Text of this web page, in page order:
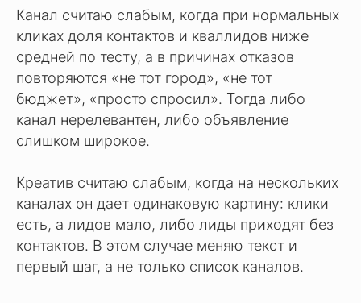
Канал считаю слабым, когда при нормальных
кликах доля контактов и кваллидов ниже
средней по тесту, а в причинах отказов
повторяются «не тот город», «не тот
бюджет», «просто спросил». Тогда либо
канал нерелевантен, либо объявление
слишком широкое.
Креатив считаю слабым, когда на нескольких
каналах он дает одинаковую картину: клики
есть, а лидов мало, либо лиды приходят без
контактов. В этом случае меняю текст и
первый шаг, а не только список каналов.